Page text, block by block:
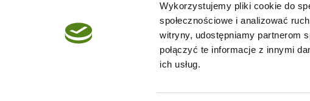
Wykorzystujemy pliki cookie do
społecznościowe i analizować
witryny, udostępniamy partnerom
połączyć te informacje z innymi
ich usług.
Regulamin